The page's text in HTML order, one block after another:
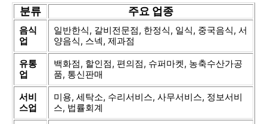
분류 주요 업종
음식
업
일반한식, 갈비전문점, 한정식, 일식, 중국음식, 서
양음식, 스넥, 제과점
유통
업
백화점, 할인점, 편의점, 슈퍼마켓, 농축수산가공
품, 통신판매
서비
스업
미용, 세탁소, 수리서비스, 사무서비스, 정보서비
스, 법률회계